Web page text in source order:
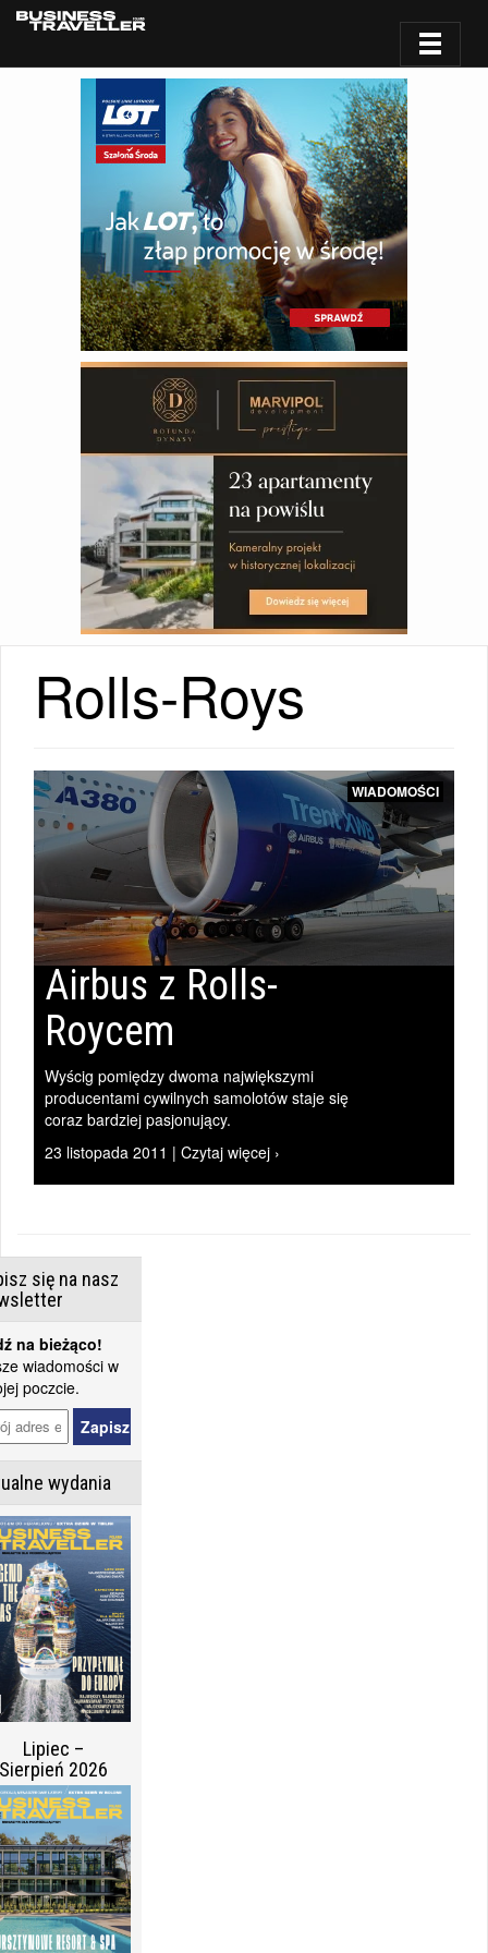
Rolls-Roys
WIADOMOŚCI
Airbus z Rolls-
Roycem
Wyścig pomiędzy dwoma największymi
producentami cywilnych samolotów staje się
coraz bardziej pasjonujący.
23 listopada 2011 | Czytaj więcej ›
się na nasz
na bieżąco!
wiadomości w
poczcie.
wydania
Lipiec –
2026